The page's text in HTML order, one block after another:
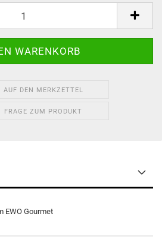
AUF DEN MERKZETTEL
FRAGE ZUM PRODUKT
EWO Gourmet